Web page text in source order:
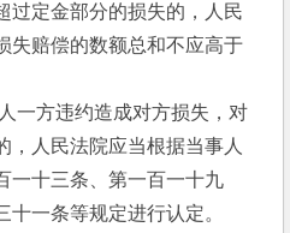
过定金部分的损失的，人民
失赔偿的数额总和不应高于
一方违约造成对方损失，对
，人民法院应当根据当事人
一十三条、第一百一十九
一条等规定进行认定。